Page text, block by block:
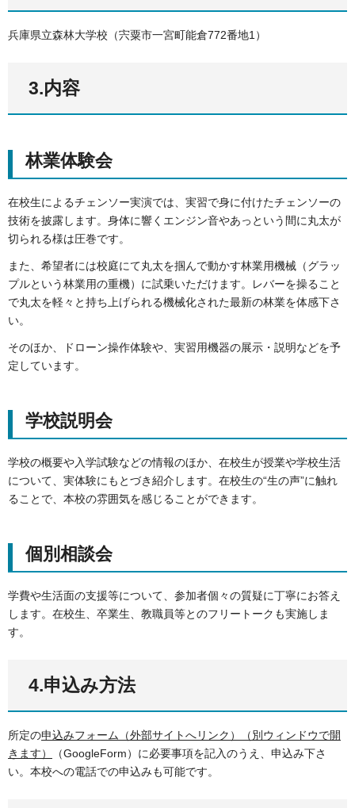
兵庫県立森林大学校（宍粟市一宮町能倉772番地1）
3.内容
林業体験会
在校生によるチェンソー実演では、実習で身に付けたチェンソーの
技術を披露します。身体に響くエンジン音やあっという間に丸太が
切られる様は圧巻です。
また、希望者には校庭にて丸太を掴んで動かす林業用機械（グラッ
プルという林業用の重機）に試乗いただけます。レバーを操ること
で丸太を軽々と持ち上げられる機械化された最新の林業を体感下さ
い。
そのほか、ドローン操作体験や、実習用機器の展示・説明などを予
定しています。
学校説明会
学校の概要や入学試験などの情報のほか、在校生が授業や学校生活
について、実体験にもとづき紹介します。在校生の“生の声”に触れ
ることで、本校の雰囲気を感じることができます。
個別相談会
学費や生活面の支援等について、参加者個々の質疑に丁寧にお答え
します。在校生、卒業生、教職員等とのフリートークも実施しま
す。
4.申込み方法
所定の申込みフォーム（外部サイトへリンク）（別ウィンドウで開
きます）
（GoogleForm）に必要事項を記入のうえ、申込み下さ
い。本校への電話での申込みも可能です。